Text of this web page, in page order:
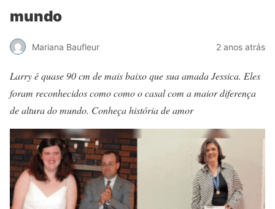
mundo
Mariana Baufleur 2 anos atrás
Larry é quase 90 cm de mais baixo que sua amada Jessica. Eles
foram reconhecidos como como o casal com a maior diferença
de altura do mundo. Conheça história de amor